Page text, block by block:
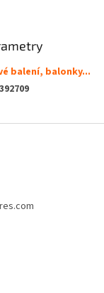
balení, balonky...